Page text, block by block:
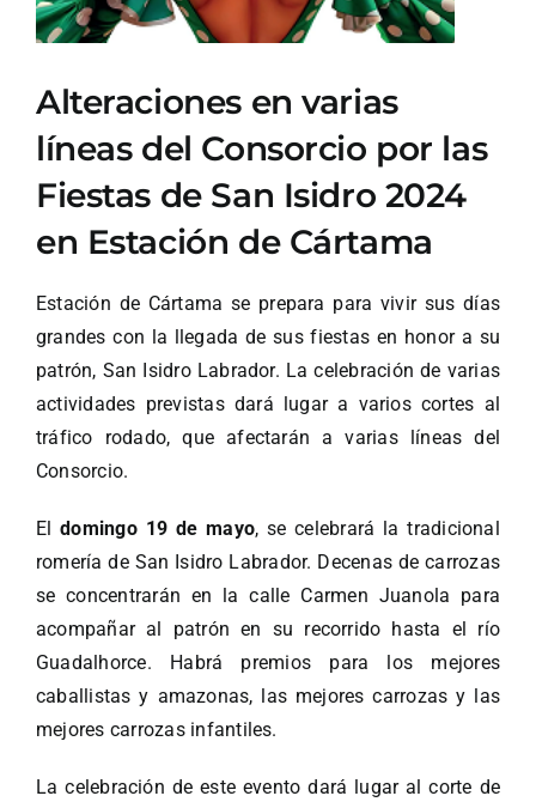
Alteraciones en varias
líneas del Consorcio por las
Fiestas de San Isidro 2024
en Estación de Cártama
Estación de Cártama se prepara para vivir sus días
grandes con la llegada de sus fiestas en honor a su
patrón, San Isidro Labrador. La celebración de varias
actividades previstas dará lugar a varios cortes al
tráfico rodado, que afectarán a varias líneas del
Consorcio.
Eldomingo 19 de mayo, se celebrará la tradicional
romería de San Isidro Labrador. Decenas de carrozas
se concentrarán en la calle Carmen Juanola para
acompañar al patrón en su recorrido hasta el río
Guadalhorce. Habrá premios para los mejores
caballistas y amazonas, las mejores carrozas y las
mejores carrozas infantiles.
La celebración de este evento dará lugar al corte de